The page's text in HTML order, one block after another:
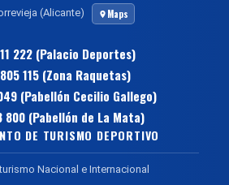
(Alicante) Maps
222 (Palacio Deportes)
115 (Zona Raquetas)
(Pabellón Cecilio Gallego)
800 (Pabellón de La Mata)
DE TURISMO DEPORTIVO
Nacional e Internacional